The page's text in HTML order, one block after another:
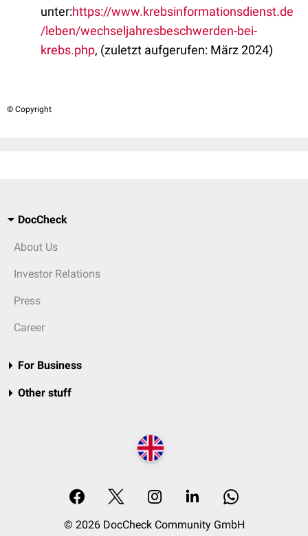
unter:https://www.krebsinformationsdienst.de
/leben/wechseljahresbeschwerden-bei-
krebs.php, (zuletzt aufgerufen: März 2024)
© Copyright
DocCheck
About Us
Investor Relations
Press
Career
For Business
Other stuff
© 2026 DocCheck Community GmbH